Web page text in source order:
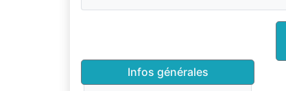
Infos générales